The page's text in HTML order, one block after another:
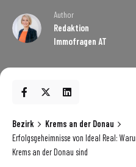
Author
Redaktion
Immofragen AT
Bezirk
Krems an der Donau
Erfolgsgeheimnisse von Ideal Real:
Krems an der Donau sind